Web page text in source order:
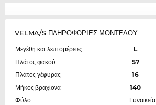
VELMA/S ΠΛΗΡΟΦΟΡΙΕΣ ΜΟΝΤΕΛΟΥ
Μεγέθη και λεπτομέρειες
L
Πλάτος φακού
57
Πλάτος γέφυρας
16
Μήκος βραχίονα
140
Φύλο
Γυναικεία